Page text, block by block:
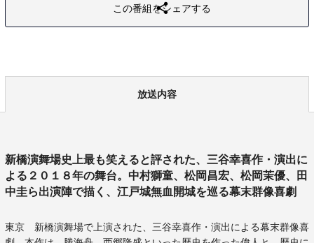
この番組をシェアする
放送内容
新橋演舞場史上最も笑えると評された、三谷幸喜作・演出に
よる２０１８年の舞台。中村獅童、松岡昌宏、松岡茉優、田
中圭ら出演陣で描く、江戸城無血開城を巡る幕末群像喜劇
東京 新橋演舞場で上演された、三谷幸喜作・演出による幕末群像喜